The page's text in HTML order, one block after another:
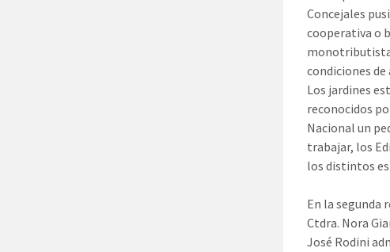
Concejales
cooperativa o
condiciones
Los jardines
reconocidos
Nacional un
trabajar, los
los distintos
En la segunda
Ctdra. Nora
José Rodini